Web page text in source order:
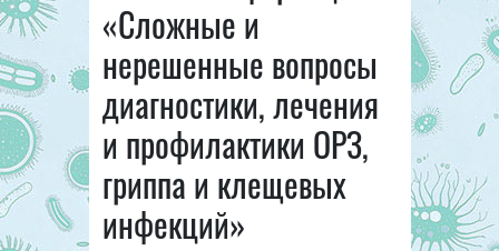
«Сложные и
нерешенные вопросы
диагностики, лечения
и профилактики ОРЗ,
гриппа и клещевых
инфекций»